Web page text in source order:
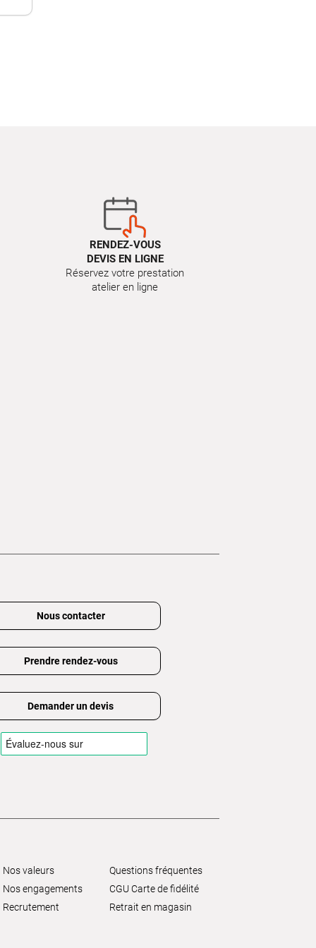
RENDEZ-VOUS
DEVIS EN LIGNE
Réservez votre prestation
atelier en ligne
Nous contacter
Prendre rendez-vous
Demander un devis
Nos valeurs
Nos engagements
Recrutement
Questions fréquentes
CGU Carte de fidélité
Retrait en magasin